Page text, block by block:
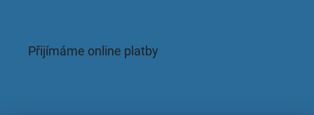
Přijímáme online platby